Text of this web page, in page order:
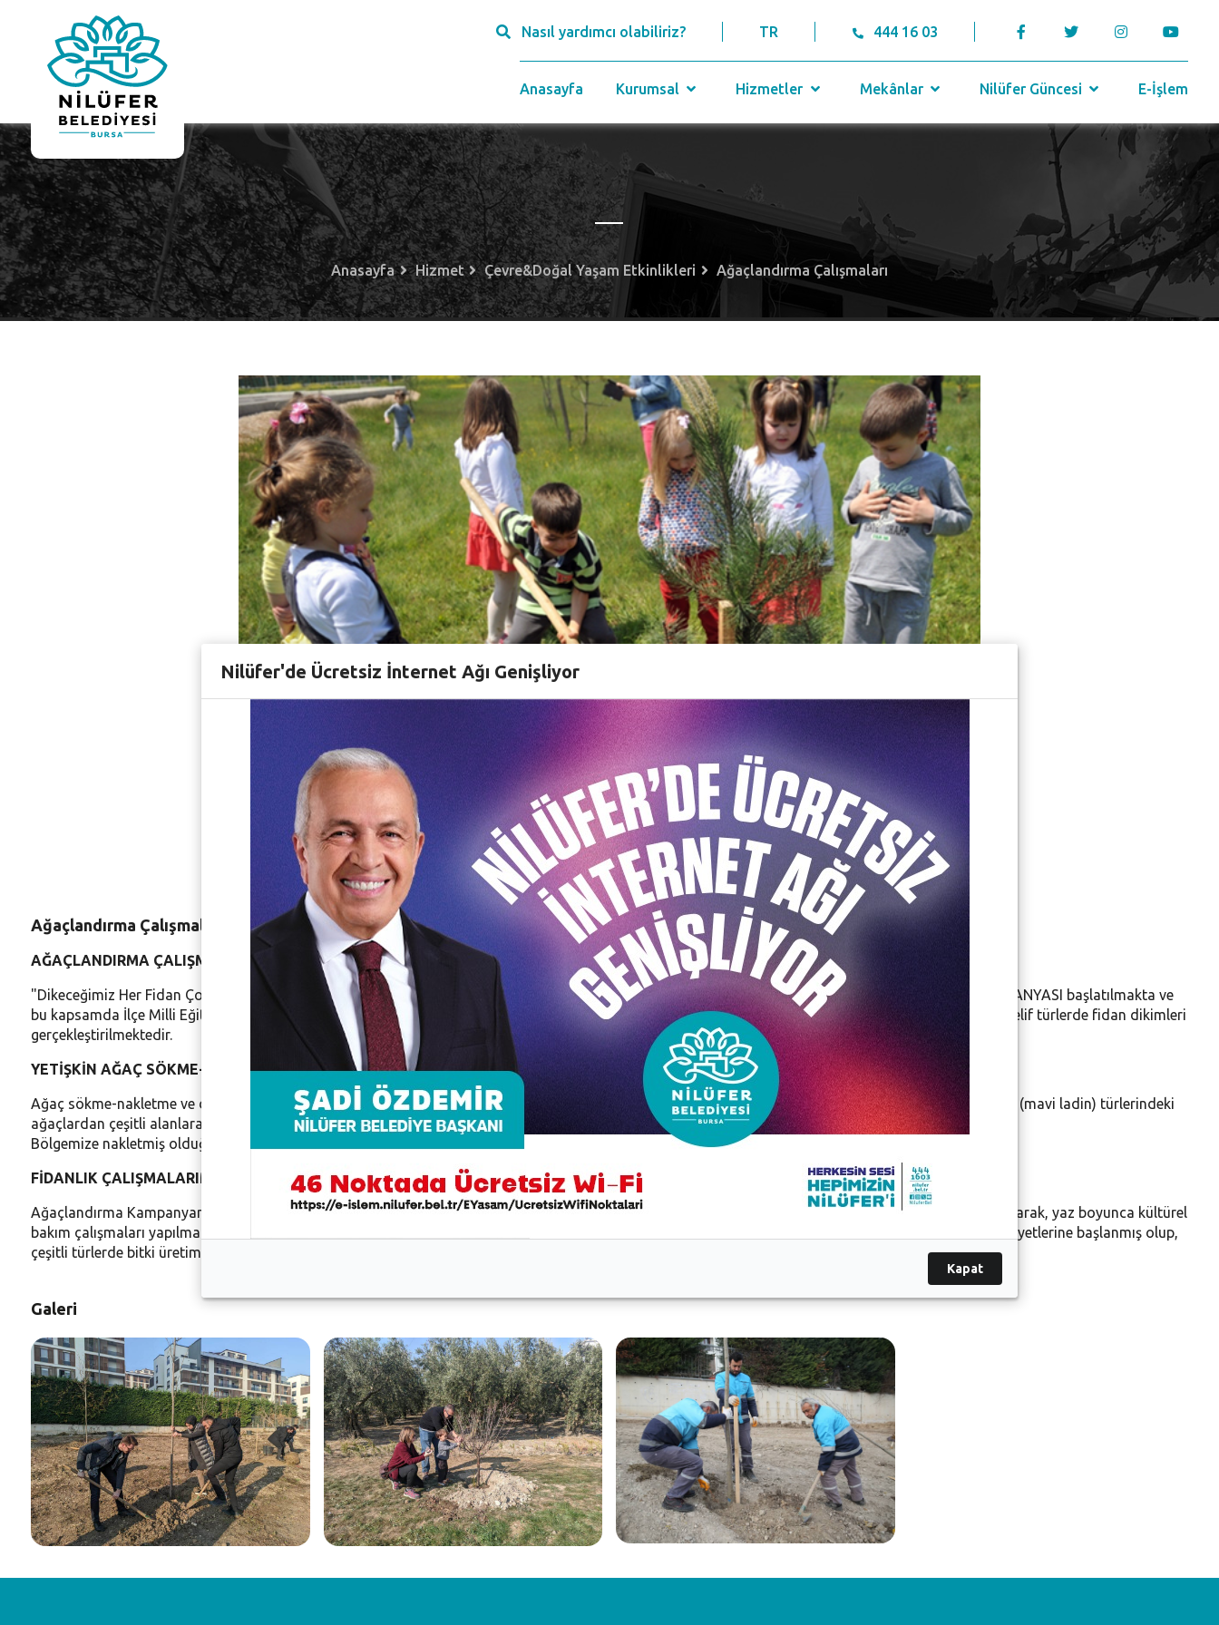
Nasıl yardımcı olabiliriz? TR 444 16 03
Anasayfa Kurumsal Hizmetler Mekânlar Nilüfer Güncesi E-İşlem
Anasayfa Hizmet Çevre&Doğal Yaşam Etkinlikleri Ağaçlandırma Çalışmaları
Ağaçlandırma Çalışmaları
AĞAÇLANDIRMA ÇALIŞMALARIMIZ:
"Dikeceğimiz Her Fidan Çocuklarımızın Geleceğidir" sloganıyla hareket ederek ilçemizde her yıl ağaçlandırma sezonu içerisinde AĞAÇLANDIRMA KAMPANYASI başlatılmakta ve
bu kapsamda İlçe Milli Eğitim Müdürlüğüne bağlı okul öğrencileri ve çeşitli sivil toplum örgütleri, kamu kurum ve kuruluşları, medya mensupları ile muhtelif türlerde fidan dikimleri
gerçekleştirilmektedir.
YETİŞKİN AĞAÇ SÖKME-NAKLETME VE DİKİM MAKİNESİ (TREE PORTER) İLE ÇALIŞMALARIMIZ:
Ağaç sökme-nakletme ve dikim makinesi (Tree Porter) ile yaklaşık 5-10 mt. boylara sahip pinus nigra (karaçam), pinus pinea (fıstık çamı), picea pungens (mavi ladin) türlerindeki
ağaçlardan çeşitli alanlara yetişkin ağaç nakli ve dikimi yapılmaktadır.
Bölgemize nakletmiş olduğumuz yetişkin ağaçların her türlü bakımı düzenli olarak Müdürlüğümüz ekiplerince yapılmaktadır.
FİDANLIK ÇALIŞMALARIMIZ :
Ağaçlandırma Kampanyamız kapsamında satın alınan boylu fidanlarımız Fidanlığımızda gömüye alınıp; fidan dikim sezonu sonrasında da repikaja alınarak, yaz boyunca kültürel
bakım çalışmaları yapılmaktadır. Müdürlüğümüze ait 6.200 m⊃2; fidanlık içerisinde yer alan yaklaşık 500 m⊃2; serada, 20.04.2021 tarihinde üretim faaliyetlerine başlanmış olup,
çeşitli türlerde bitki üretimi yapılmış ve peyzaj çalışmalarımızda kullanılmaktadır.
Galeri
Nilüfer'de Ücretsiz İnternet Ağı Genişliyor
Kapat